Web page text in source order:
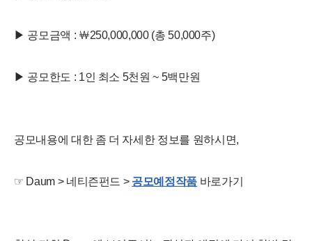
▶ 공모금액 : ￦250,000,000 (총 50,000주)
▶ 공모한도 : 1인 최소 5천원 ~ 5백만원
공모내용에 대한 좀 더 자세한 정보를 원하시면,
☞ Daum > 네티즌펀드 > 공모예정작품 바로가기